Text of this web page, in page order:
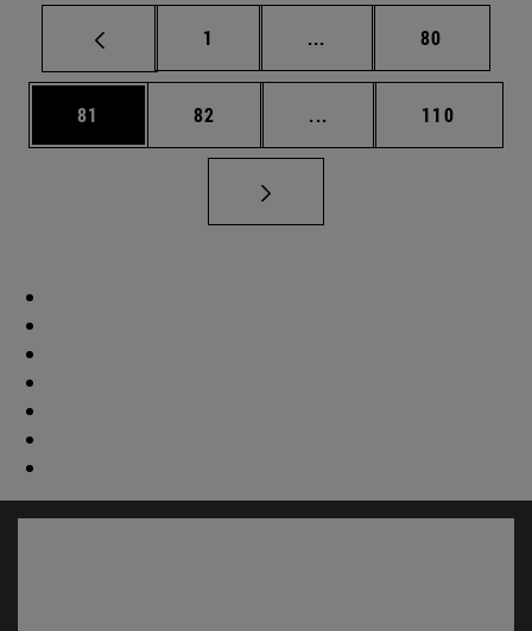
Página
1 ... Páginas intermedias
Página
80
Página
81 Página
82 ... Páginas intermedias
Página
110